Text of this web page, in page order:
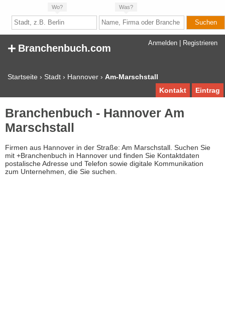
Wo? Was?
Anmelden Registrieren
+ Branchenbuch.com
Startseite › Stadt › Hannover › Am-Marschstall
Eintrag
Kontakt
Branchenbuch - Hannover Am
Marschstall
Firmen aus Hannover in der Straße: Am Marschstall. Suchen Sie
mit +Branchenbuch in Hannover und finden Sie Kontaktdaten
postalische Adresse und Telefon sowie digitale Kommunikation
zum Unternehmen, die Sie suchen.